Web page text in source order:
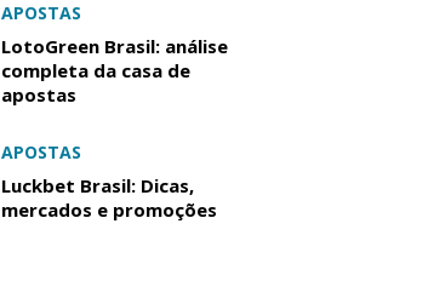
APOSTAS
LotoGreen Brasil: análise
completa da casa de
apostas
APOSTAS
Luckbet Brasil: Dicas,
mercados e promoções